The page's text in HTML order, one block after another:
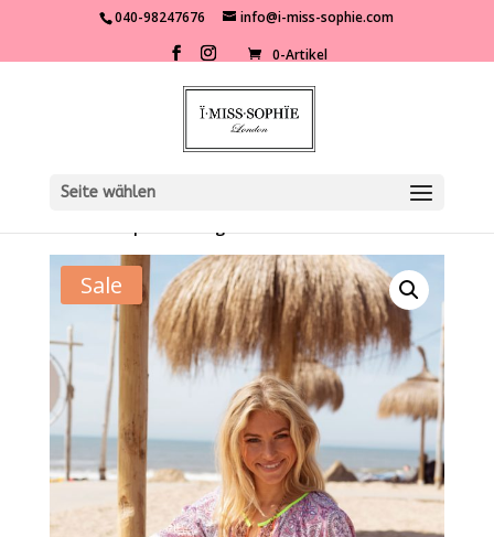
040-98247676 info@i-miss-sophie.com
0-Artikel
Seite wählen
Sale